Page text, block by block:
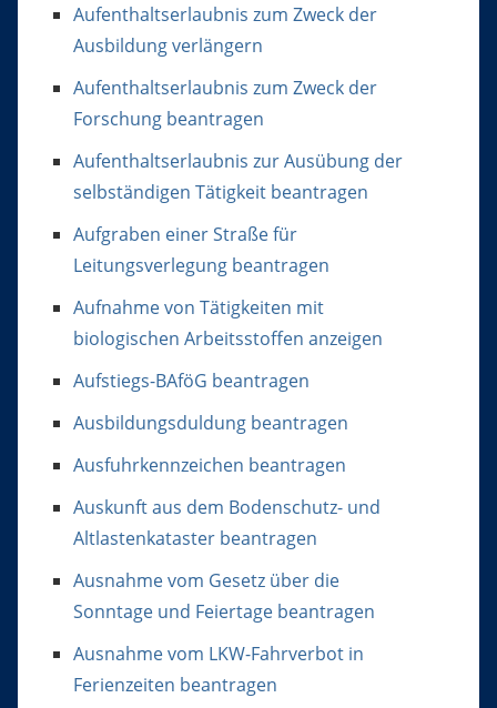
Aufenthaltserlaubnis zum Zweck der
Ausbildung verlängern
Aufenthaltserlaubnis zum Zweck der
Forschung beantragen
Aufenthaltserlaubnis zur Ausübung der
selbständigen Tätigkeit beantragen
Aufgraben einer Straße für
Leitungsverlegung beantragen
Aufnahme von Tätigkeiten mit
biologischen Arbeitsstoffen anzeigen
Aufstiegs-BAföG beantragen
Ausbildungsduldung beantragen
Ausfuhrkennzeichen beantragen
Auskunft aus dem Bodenschutz- und
Altlastenkataster beantragen
Ausnahme vom Gesetz über die
Sonntage und Feiertage beantragen
Ausnahme vom LKW-Fahrverbot in
Ferienzeiten beantragen